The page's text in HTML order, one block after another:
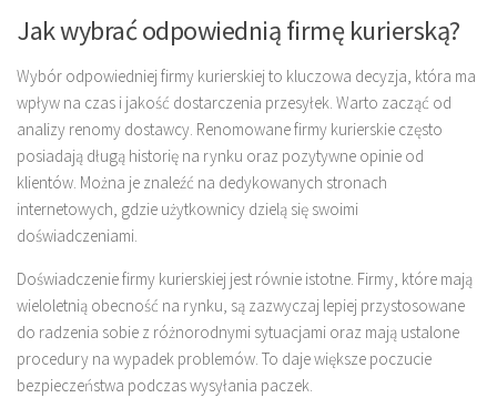
Jak wybrać odpowiednią firmę kurierską?
Wybór odpowiedniej firmy kurierskiej to kluczowa decyzja, która ma
wpływ na czas i jakość dostarczenia przesyłek. Warto zacząć od
analizy renomy dostawcy. Renomowane firmy kurierskie często
posiadają długą historię na rynku oraz pozytywne opinie od
klientów. Można je znaleźć na dedykowanych stronach
internetowych, gdzie użytkownicy dzielą się swoimi
doświadczeniami.
Doświadczenie firmy kurierskiej jest równie istotne. Firmy, które mają
wieloletnią obecność na rynku, są zazwyczaj lepiej przystosowane
do radzenia sobie z różnorodnymi sytuacjami oraz mają ustalone
procedury na wypadek problemów. To daje większe poczucie
bezpieczeństwa podczas wysyłania paczek.